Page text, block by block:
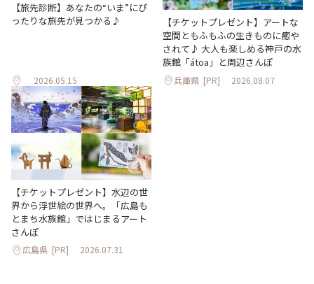
【旅先診断】あなたの“いま”にぴ
ったりな旅先が見つかる♪
2026.05.15
【チケットプレゼント】アートな
空間ともふもふの生きものに癒や
されて♪ 大人も楽しめる神戸の水
族館「átoa」と周辺さんぽ
兵庫県 [PR] 2026.08.07
【チケットプレゼント】水辺の世
界から浮世絵の世界へ。「広島も
とまち水族館」ではじまるアート
さんぽ
広島県 [PR] 2026.07.31